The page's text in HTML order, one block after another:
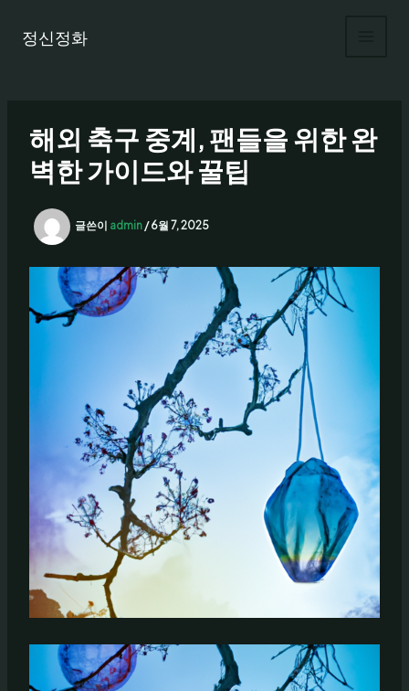
정신정화
해외 축구 중계, 팬들을 위한 완
벽한 가이드와 꿀팁
글쓴이 admin/6월 7, 2025